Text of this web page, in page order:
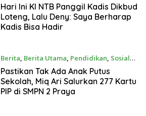
Agustus 5, 2026
Hari Ini KI NTB Panggil Kadis Dikbud
Loteng, Lalu Deny: Saya Berharap
Kadis Bisa Hadir
Berita, Berita Utama, Pendidikan, Sosial
Agustus 4, 2026
Pastikan Tak Ada Anak Putus
Sekolah, Miq Ari Salurkan 277 Kartu
PIP di SMPN 2 Praya